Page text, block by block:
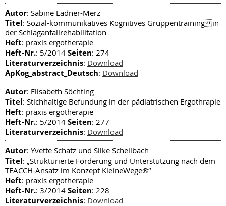
Autor: Sabine Ladner-Merz
Titel: Sozial-kommunikatives Kognitives Gruppentraining in
der Schlaganfallrehabilitation
Heft: praxis ergotherapie
Heft-Nr.: 5/2014 Seiten: 274
Literaturverzeichnis: Download
ApKog_abstract_Deutsch: Download
Autor: Elisabeth Söchting
Titel: Stichhaltige Befundung in der pädiatrischen Ergothrapie
Heft: praxis ergotherapie
Heft-Nr.: 5/2014 Seiten: 277
Literaturverzeichnis: Download
Autor: Yvette Schatz und Silke Schellbach
Titel: „Strukturierte Förderung und Unterstützung nach dem
TEACCH-Ansatz im Konzept KleineWege®“
Heft: praxis ergotherapie
Heft-Nr.: 3/2014 Seiten: 228
Literaturverzeichnis: Download